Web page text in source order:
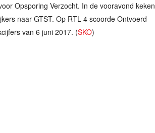
Opsporing Verzocht. In de vooravond keken
naar GTST. Op RTL 4 scoorde Ontvoerd
van 6 juni 2017. (SKO)